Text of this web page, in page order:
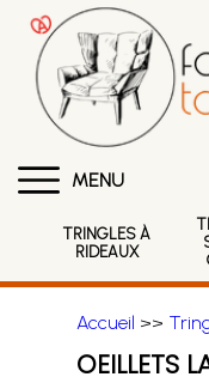
MENU
TRINGLES À
RIDEAUX
Accueil >>
OEILLETS